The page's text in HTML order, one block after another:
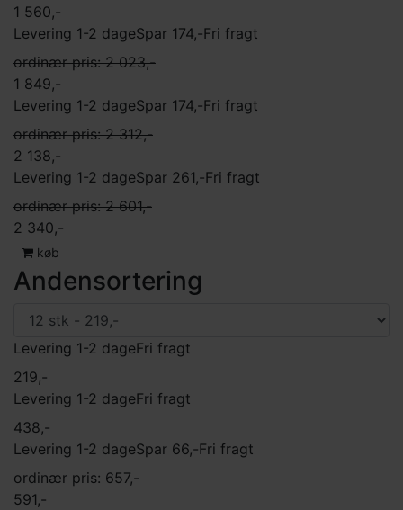
1 560,-
Levering 1-2 dageSpar 174,-Fri fragt
ordinær pris: 2 023,-
1 849,-
Levering 1-2 dageSpar 174,-Fri fragt
ordinær pris: 2 312,-
2 138,-
Levering 1-2 dageSpar 261,-Fri fragt
ordinær pris: 2 601,-
2 340,-
køb
Andensortering
Levering 1-2 dageFri fragt
219,-
Levering 1-2 dageFri fragt
438,-
Levering 1-2 dageSpar 66,-Fri fragt
ordinær pris: 657,-
591,-